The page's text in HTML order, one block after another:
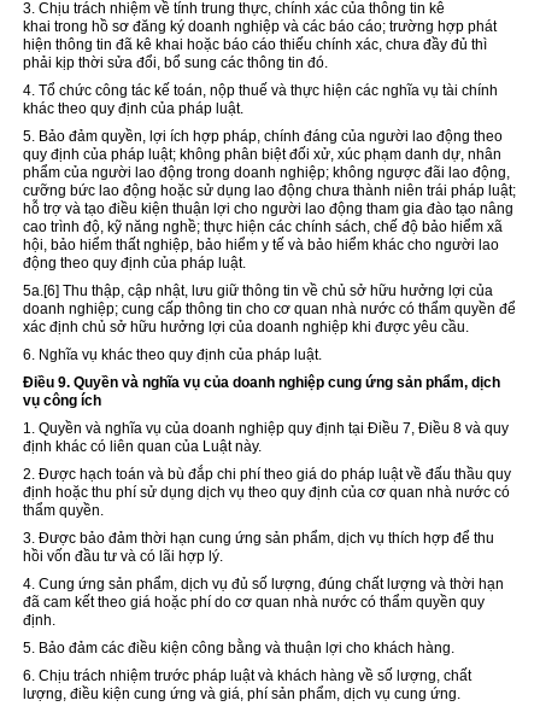
3. Chịu trách nhiệm về tính trung thực, chính xác của thông tin kê
khaitrong hồ sơ đăng ký doanh nghiệp và các báo cáo; trường hợp phát
hiện thông tin đã kê khai hoặc báo cáo thiếu chính xác, chưa đầy đủ thì
phải kịp thời sửa đổi, bổ sung các thông tin đó.
4. Tổ chức công tác kế toán, nộp thuế và thực hiện các nghĩa vụ tài chính
khác theo quy định của pháp luật.
5. Bảo đảm quyền, lợi ích hợp pháp, chính đáng của người lao động theo
quy định của pháp luật; không phân biệt đối xử, xúc phạm danh dự, nhân
phẩm của người lao độngtrong doanh nghiệp; không ngược đãi lao động,
cưỡng bức lao động hoặc sử dụng lao động chưa thành niên trái pháp luật;
hỗ trợ và tạo điều kiện thuận lợi cho người lao động tham gia đào tạo nâng
cao trình độ, kỹ năng nghề; thực hiện các chính sách, chế độ bảo hiểm xã
hội, bảo hiểm thất nghiệp, bảo hiểm y tế và bảo hiểm khác cho người lao
động theo quy định của pháp luật.
5a.[6] Thu thập, cập nhật, lưu giữ thông tin về chủ sở hữu hưởng lợi của
doanh nghiệp; cung cấp thông tin cho cơ quan nhà nước có thẩm quyền để
xác định chủ sở hữu hưởng lợi của doanh nghiệp khi được yêu cầu.
6. Nghĩa vụ khác theo quy định của pháp luật.
Điều 9. Quyền và nghĩa vụ của doanh nghiệp cung ứng sản phẩm, dịch
vụ công ích
1. Quyền và nghĩa vụ của doanh nghiệp quy định tại Điều 7, Điều 8 và quy
định khác có liên quan của Luật này.
2. Được hạch toán và bù đắp chi phí theo giá do pháp luật về đấu thầu quy
định hoặc thu phí sử dụng dịch vụ theo quy định của cơ quan nhà nước có
thẩm quyền.
3. Được bảo đảm thời hạn cung ứng sản phẩm, dịch vụ thích hợp để thu
hồi vốn đầu tư và có lãi hợp lý.
4. Cung ứng sản phẩm, dịch vụ đủ số lượng, đúng chất lượng và thời hạn
đã cam kết theo giá hoặc phí do cơ quan nhà nước có thẩm quyền quy
định.
5. Bảo đảm các điều kiện công bằng và thuận lợi cho khách hàng.
6. Chịu trách nhiệm trước pháp luật và khách hàng về số lượng, chất
lượng, điều kiện cung ứng và giá, phí sản phẩm, dịch vụ cung ứng.